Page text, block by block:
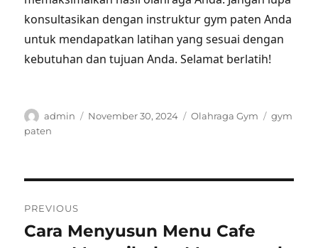
konsultasikan dengan instruktur gym paten Anda
untuk mendapatkan latihan yang sesuai dengan
kebutuhan dan tujuan Anda. Selamat berlatih!
Author
admin
Posted
November 30, 2024 Categories
Olahraga Gym Tags
gym
paten
navigation
PREVIOUS
Previous
Cara Menyusun Menu Cafe